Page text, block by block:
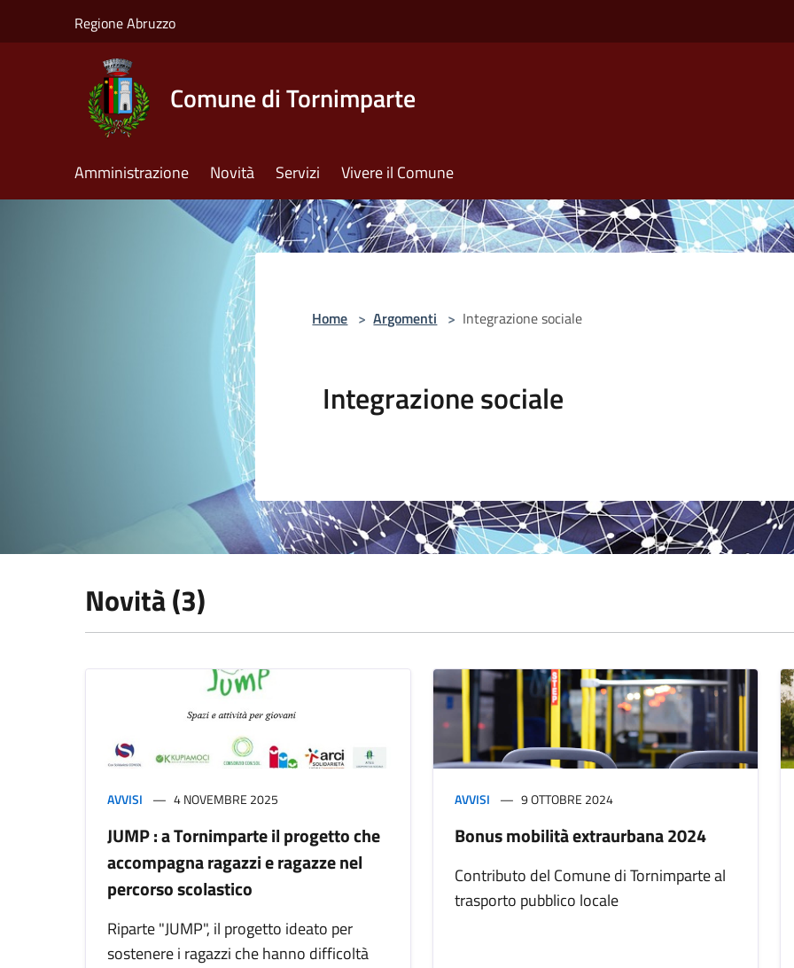
Regione Abruzzo
Comune di Tornimparte
Amministrazione Novità Servizi Vivere il Comune
Home > Argomenti > Integrazione sociale
Integrazione sociale
Novità (3)
AVVISI 4 NOVEMBRE 2025
JUMP : a Tornimparte il progetto che
accompagna ragazzi e ragazze nel
percorso scolastico
Riparte "JUMP", il progetto ideato per
sostenere i ragazzi che hanno difficoltà
AVVISI 9 OTTOBRE 2024
Bonus mobilità extraurbana 2024
Contributo del Comune di Tornimparte al
trasporto pubblico locale